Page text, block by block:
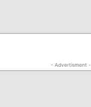
- Advertisment -